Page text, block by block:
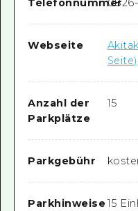
Webseite
Seite)
Anzahl der
Parkplätze
15
Parkgebühr
Parkhinweise15